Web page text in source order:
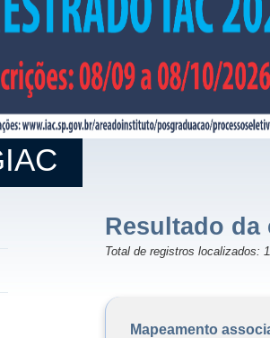
Resultado da
Total de registros localizados:
Mapeamento